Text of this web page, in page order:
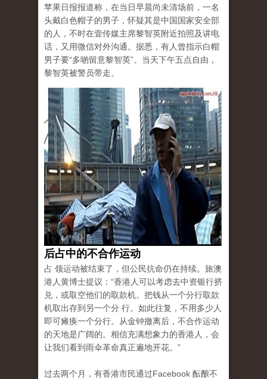
苹果日报报道称，在当日早晨尚未清场前，一名
头戴白色帽子的男子，怀疑其是中国国家安全部
的人，不时在壹传媒主席黎智英附近拍照及讲电
话，又用微信对外沟通。据悉，有人曾指示白帽
男子要“多啲留意黎智英”。当天下午五点自由，
黎智英被警员带走。
后占中的不合作运动
占 领运动被结束了，但公民抗命仍在持续。旅澳
港人黄博士提议：“香港人可以考虑去中资银行挤
兑，或取空他们的取款机。把钱从一个分行取款
机取出存到另一个分 行。如此往复，不用多少人
即可瘫痪一个分行。从金钟撤离后，不合作运动
的天地是广阔的。相信充满想象力的香港人，会
让我们看到雨伞革命真正遍地开花。”
过去两个月，有香港市民通过Facebook 酝酿不